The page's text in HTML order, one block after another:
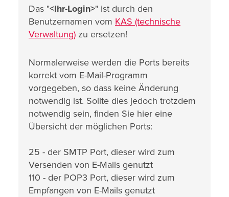
Das "<Ihr-Login>" ist durch den
Benutzernamen vom KAS (technische
Verwaltung) zu ersetzen!
Normalerweise werden die Ports bereits
korrekt vom E-Mail-Programm
vorgegeben, so dass keine Änderung
notwendig ist. Sollte dies jedoch trotzdem
notwendig sein, finden Sie hier eine
Übersicht der möglichen Ports:
25 - der SMTP Port, dieser wird zum
Versenden von E-Mails genutzt
110 - der POP3 Port, dieser wird zum
Empfangen von E-Mails genutzt